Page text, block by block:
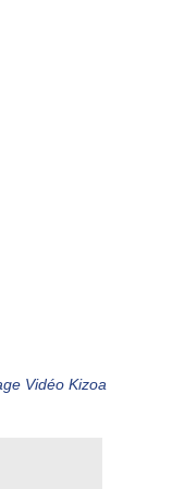
Vidéo Kizoa